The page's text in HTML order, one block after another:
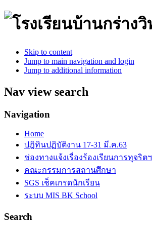
Skip to content
Jump to main navigation and login
Jump to additional information
Nav view search
Navigation
Home
ปฎิทินปฏิบัติงาน 17-31 มี.ค.63
ช่องทางแจ้งเรื่องร้องเรียนการทุจริตฯ
คณะกรรมการสถานศึกษา
SGS เช็คเกรดนักเรียน
ระบบ MIS BK School
Search